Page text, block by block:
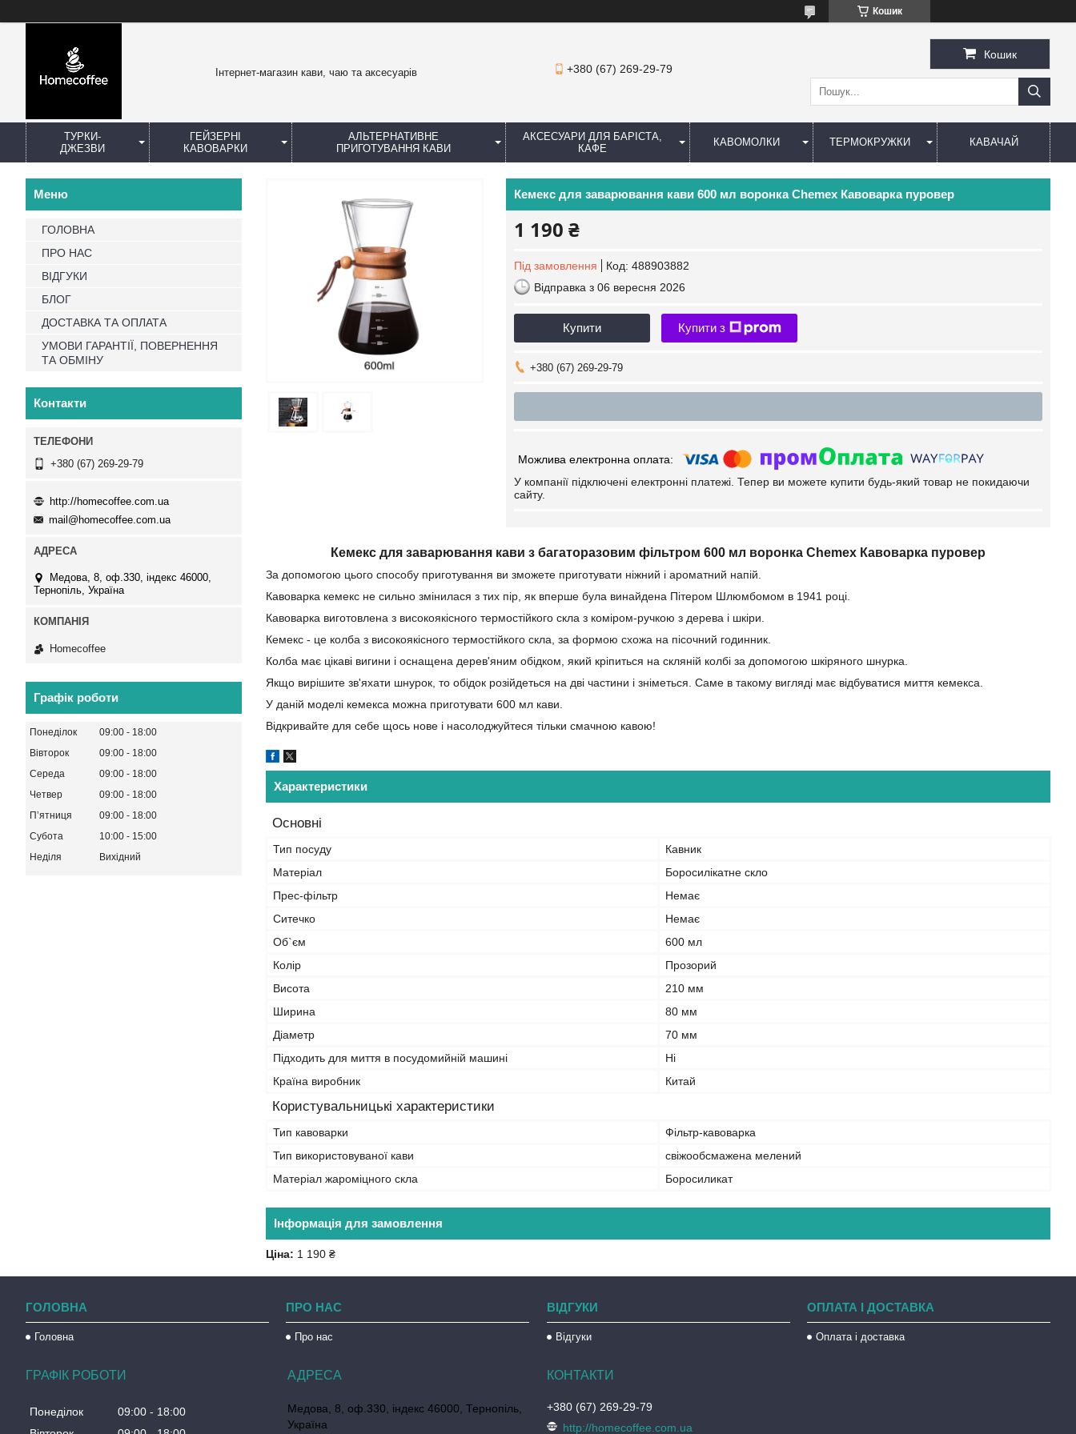
Кошик
Інтернет-магазин кави, чаю та аксесуарів +380 (67) 269-29-79
Кошик
ТУРКИ-
ДЖЕЗВИ
ГЕЙЗЕРНІ
КАВОВАРКИ
АЛЬТЕРНАТИВНЕ
ПРИГОТУВАННЯ КАВИ
АКСЕСУАРИ ДЛЯ БАРІСТА,
КАФЕ
КАВОМОЛКИ ТЕРМОКРУЖКИ КАВАЧАЙ
Кемекс для заварювання кави 600 мл воронка Chemex Кавоварка пуровер
1 190 ₴
Під замовлення Код: 488903882
Відправка з 06 вересня 2026
Купити Купити з
+380 (67) 269-29-79
У компанії підключені електронні платежі. Тепер ви можете купити будь-який товар не покидаючи
сайту.
Кемекс для заварювання кави з багаторазовим фільтром 600 мл воронка Chemex Кавоварка пуровер
За допомогою цього способу приготування ви зможете приготувати ніжний і ароматний напій.
Кавоварка кемекс не сильно змінилася з тих пір, як вперше була винайдена Пітером Шлюмбомом в 1941 році.
Кавоварка виготовлена ​​з високоякісного термостійкого скла з коміром-ручкою з дерева і шкіри.
Кемекс - це колба з високоякісного термостійкого скла, за формою схожа на пісочний годинник.
Колба має цікаві вигини і оснащена дерев'яним обідком, який кріпиться на скляній колбі за допомогою шкіряного шнурка.
Якщо вирішите зв'яхати шнурок, то обідок розійдеться на дві частини і зніметься. Саме в такому вигляді має відбуватися миття кемекса.
У даній моделі кемекса можна приготувати 600 мл кави.
Відкривайте для себе щось нове і насолоджуйтеся тільки смачною кавою!
Характеристики
Основні
Тип посуду
Кавник
Матеріал
Боросилікатне скло
Прес-фільтр
Немає
Ситечко
Немає
Об`єм
600 мл
Колір
Прозорий
Висота
210 мм
Ширина
80 мм
Діаметр
70 мм
Підходить для миття в посудомийній машині
Ні
Країна виробник
Китай
Користувальницькі характеристики
Тип кавоварки
Фільтр-кавоварка
Тип використовуваної кави
свіжообсмажена мелений
Матеріал жароміцного скла
Боросиликат
Інформація для замовлення
Ціна: 1 190 ₴
ГОЛОВНА
ПРО НАС
ВІДГУКИ
БЛОГ
ДОСТАВКА ТА ОПЛАТА
УМОВИ ГАРАНТІЇ, ПОВЕРНЕННЯ
ТА ОБМІНУ
Контакти
+380 (67) 269-29-79
http://homecoffee.com.ua
mail@homecoffee.com.ua
Медова, 8, оф.330, індекс 46000,
Тернопіль, Україна
Homecoffee
Графік роботи
Понеділок 09:00
18:00
Вівторок
09:00
18:00
Середа
09:00
18:00
Четвер
09:00
18:00
Пʼятниця
09:00
18:00
Субота
10:00
15:00
Неділя
Вихідний
ГОЛОВНА
Головна
ПРО НАС
Про нас
ВІДГУКИ
Відгуки
ОПЛАТА І ДОСТАВКА
Оплата і доставка
ГРАФІК РОБОТИ
Понеділок 09:00
18:00
Медова, 8, оф.330, індекс 46000, Тернопіль,
Україна
+380 (67) 269-29-79
http://homecoffee.com.ua